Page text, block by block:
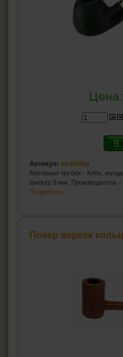
В
Артикул: an-b505g
Материал трубки - Клён,
фильтр 9 мм. Производитель -
Подробнее...
Покер вереск